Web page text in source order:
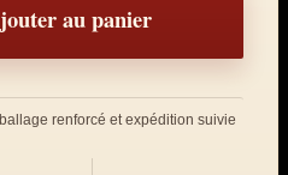
au panier
renforcé et expédition suivie